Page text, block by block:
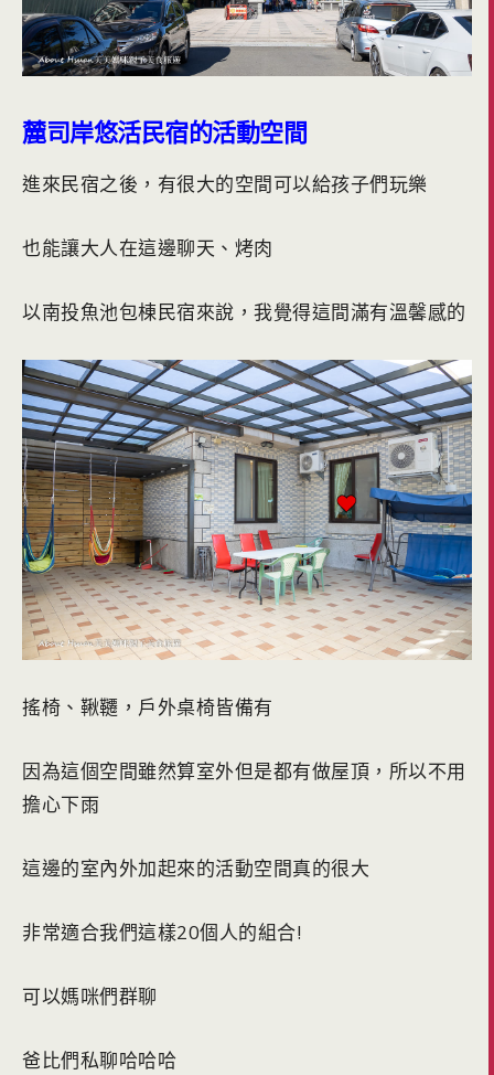
麓司岸悠活民宿的活動空間
進來民宿之後，有很大的空間可以給孩子們玩樂
也能讓大人在這邊聊天、烤肉
以南投魚池包棟民宿來說，我覺得這間滿有溫馨感的
搖椅、鞦韆，戶外桌椅皆備有
因為這個空間雖然算室外但是都有做屋頂，所以不用
擔心下雨
這邊的室內外加起來的活動空間真的很大
非常適合我們這樣20個人的組合!
可以媽咪們群聊
爸比們私聊哈哈哈